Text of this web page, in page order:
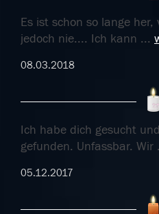
Es ist schon so lange
jedoch nie.... Ich kann ...
08.03.2018
Ich habe dich gesucht
gefunden. Unfassbar. Wir
05.12.2017